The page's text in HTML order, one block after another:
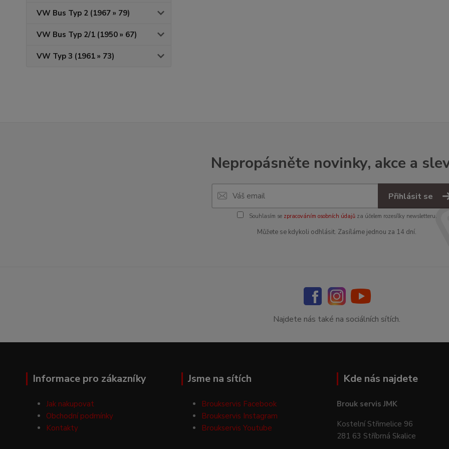
VW Bus Typ 2 (1967 » 79)
VW Bus Typ 2/1 (1950 » 67)
VW Typ 3 (1961 » 73)
Nepropásněte novinky, akce a
Přihlásit se
Souhlasím se zpracováním osobních údajůza účelem rozesílky newsletteru.
Můžete se kdykoli odhlásit. Zasíláme jednou za 14 dní.
Najdete nás také na sociálních sítích.
Informace pro zákazníky
Jak nakupovat
Obchodní podmínky
Kontakty
Jsme na sítích
Broukservis Facebook
Broukservis Instagram
Broukservis Youtube
Kde nás najdete
Brouk servis JMK
Kostelní Střimelice 96
281 63 Stříbrná Skalice